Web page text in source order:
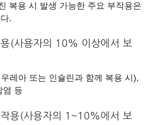
복용 시 발생 가능한 주요 부작용은
.
(사용자의 10% 이상에서 보
레아 또는 인슐린과 함께 복용 시),
염 등
용(사용자의 1~10%에서 보